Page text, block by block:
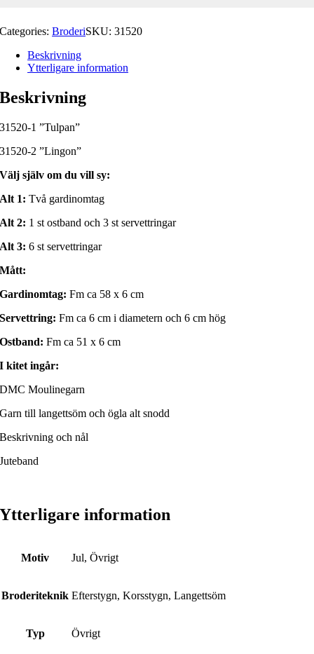
Categories:BroderiSKU:31520
Beskrivning
Ytterligare information
Beskrivning
31520-1 ”Tulpan”
31520-2 ”Lingon”
Välj själv om du vill sy:
Alt 1: Två gardinomtag
Alt 2: 1 st ostband och 3 st servettringar
Alt 3: 6 st servettringar
Mått:
Gardinomtag: Fm ca 58 x 6 cm
Servettring: Fm ca 6 cm i diametern och 6 cm hög
Ostband: Fm ca 51 x 6 cm
I kitet ingår:
DMC Moulinegarn
Garn till langettsöm och ögla alt snodd
Beskrivning och nål
Juteband
Ytterligare information
Motiv Jul, Övrigt
Broderiteknik Efterstygn, Korsstygn, Langettsöm
Typ Övrigt